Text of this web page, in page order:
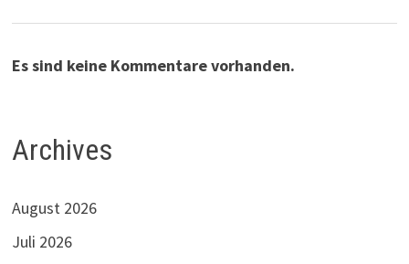
Es sind keine Kommentare vorhanden.
Archives
August 2026
Juli 2026